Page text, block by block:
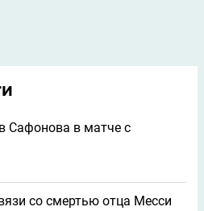
Сафонова в матче с
со смертью отца Месси